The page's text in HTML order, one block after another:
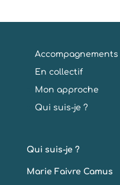
En collectif
Mon approche
Qui suis-je ?
Qui suis-je ?
Marie Faivre Camus